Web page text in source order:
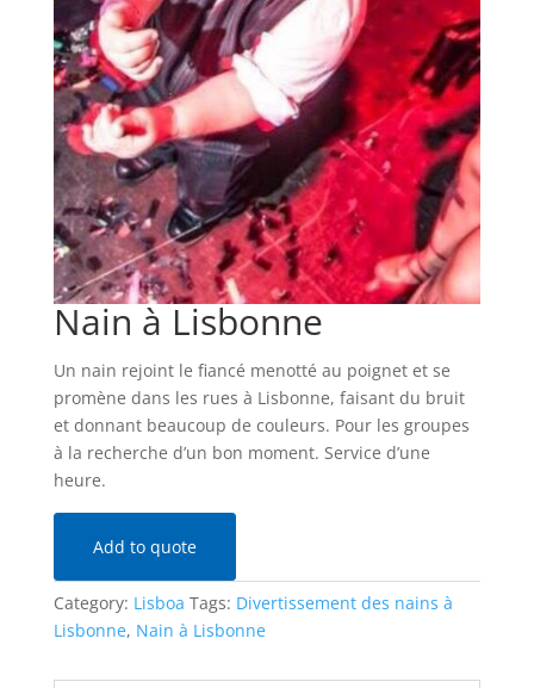
Nain à Lisbonne
Un nain rejoint le fiancé menotté au poignet et se
promène dans les rues à Lisbonne, faisant du bruit
et donnant beaucoup de couleurs. Pour les groupes
à la recherche d’un bon moment. Service d’une
heure.
Add to quote
Category: Lisboa Tags: Divertissement des nains à
Lisbonne, Nain à Lisbonne